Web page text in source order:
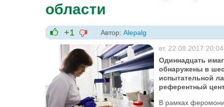
области
+1
+1
-1
Автор: Alepalg
вт, 22.08.2017 20:04
Одиннадцать
обнаружены в
испытательной
референтный
В рамках